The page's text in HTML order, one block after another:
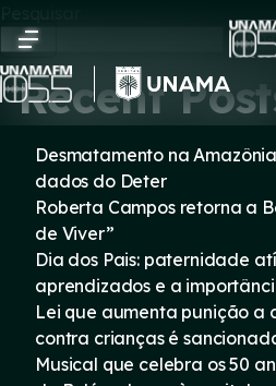
content
Pesquisar
Recent
Desmatamento na
dados do Deter
Roberta Campos retorna a
de Viver”
Dia dos Pais: paternidade
aprendizados e a
Lei que aumenta punição a
contra crianças é
Musical que celebra os 50